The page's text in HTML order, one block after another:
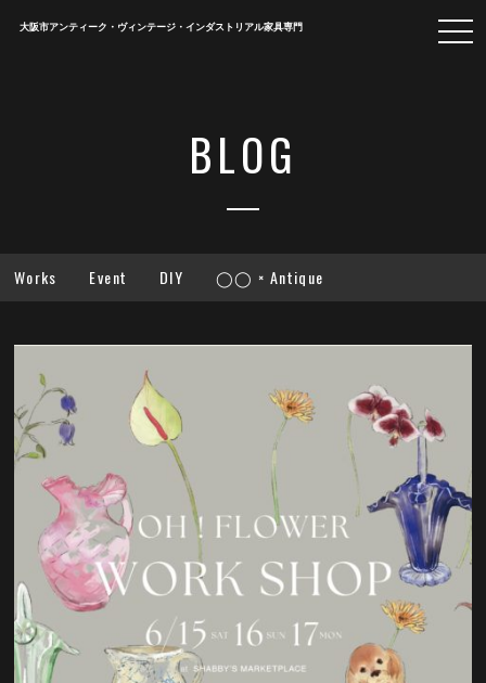
大阪市アンティーク・ヴィンテージ・インダストリアル家具専門
BLOG
Works Event DIY ◯◯ × Antique